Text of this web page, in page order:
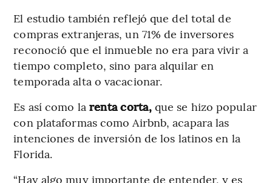
El estudio también reflejó que del total de
compras extranjeras, un 71% de inversores
reconoció que el inmueble no era para vivir a
tiempo completo, sino para alquilar en
temporada alta o vacacionar.
Es así como la renta corta,que se hizo popular
con plataformas como Airbnb, acapara las
intenciones de inversión de los latinos en la
Florida.
“Hay algo muy importante de entender, y es